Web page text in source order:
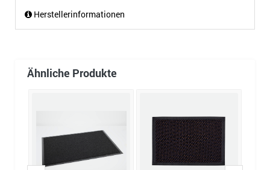
Herstellerinformationen
Ähnliche Produkte